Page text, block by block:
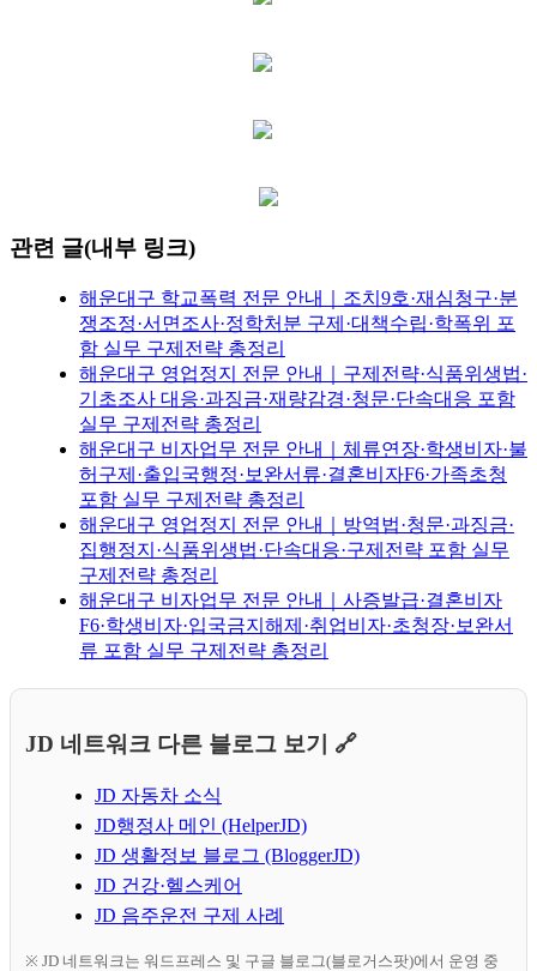
관련 글(내부 링크)
해운대구 학교폭력 전문 안내｜조치9호·재심청구·분
쟁조정·서면조사·정학처분 구제·대책수립·학폭위 포
함 실무 구제전략 총정리
해운대구 영업정지 전문 안내｜구제전략·식품위생법·
기초조사 대응·과징금·재량감경·청문·단속대응 포함
실무 구제전략 총정리
해운대구 비자업무 전문 안내｜체류연장·학생비자·불
허구제·출입국행정·보완서류·결혼비자F6·가족초청
포함 실무 구제전략 총정리
해운대구 영업정지 전문 안내｜방역법·청문·과징금·
집행정지·식품위생법·단속대응·구제전략 포함 실무
구제전략 총정리
해운대구 비자업무 전문 안내｜사증발급·결혼비자
F6·학생비자·입국금지해제·취업비자·초청장·보완서
류 포함 실무 구제전략 총정리
JD 네트워크 다른 블로그 보기 🔗
JD 자동차 소식
JD행정사 메인 (HelperJD)
JD 생활정보 블로그 (BloggerJD)
JD 건강·헬스케어
JD 음주운전 구제 사례
※ JD 네트워크는 워드프레스 및 구글 블로그(블로거스팟)에서 운영 중